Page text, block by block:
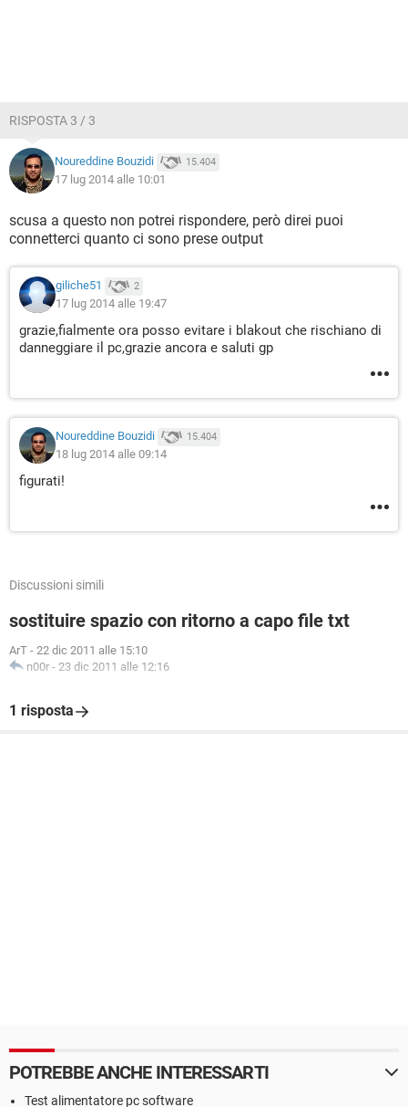
RISPOSTA 3 / 3
Noureddine Bouzidi 15.404
17 lug 2014 alle 10:01
scusa a questo non potrei rispondere, però direi puoi
connetterci quanto ci sono prese output
giliche51 2
17 lug 2014 alle 19:47
grazie,fialmente ora posso evitare i blakout che rischiano di
danneggiare il pc,grazie ancora e saluti gp
Noureddine Bouzidi 15.404
18 lug 2014 alle 09:14
figurati!
Discussioni simili
sostituire spazio con ritorno a capo file txt
ArT - 22 dic 2011 alle 15:10
n00r - 23 dic 2011 alle 12:16
1 risposta
POTREBBE ANCHE INTERESSARTI
Test alimentatore pc software